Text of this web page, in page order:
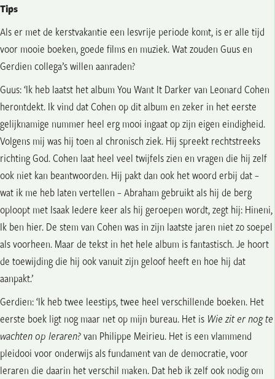
Tips
Als er met de kerstvakantie een lesvrije periode komt, is er alle tijd
voor mooie boeken, goede films en muziek. Wat zouden Guus en
Gerdien collega’s willen aanraden?
Guus: ‘Ik heb laatst het album You Want It Darker van Leonard Cohen
herontdekt. Ik vind dat Cohen op dit album en zeker in het eerste
gelijknamige nummer heel erg mooi ingaat op zijn eigen eindigheid.
Volgens mij was hij toen al chronisch ziek. Hij spreekt rechtstreeks
richting God. Cohen laat heel veel twijfels zien en vragen die hij zelf
ook niet kan beantwoorden. Hij pakt dan ook het woord erbij dat –
wat ik me heb laten vertellen – Abraham gebruikt als hij de berg
oploopt met Isaak Iedere keer als hij geroepen wordt, zegt hij: Hineni,
Ik ben hier. De stem van Cohen was in zijn laatste jaren niet zo soepel
als voorheen. Maar de tekst in het hele album is fantastisch. Je hoort
de toewijding die hij ook vanuit zijn geloof heeft en hoe hij dat
aanpakt.’
Gerdien: ‘Ik heb twee leestips, twee heel verschillende boeken. Het
eerste boek ligt nog maar net op mijn bureau. Het is Wie zit er nog te
wachten op leraren?van Philippe Meirieu. Het is een vlammend
pleidooi voor onderwijs als fundament van de democratie, voor
leraren die daarin het verschil maken. Dat heb ik zelf ook nodig om